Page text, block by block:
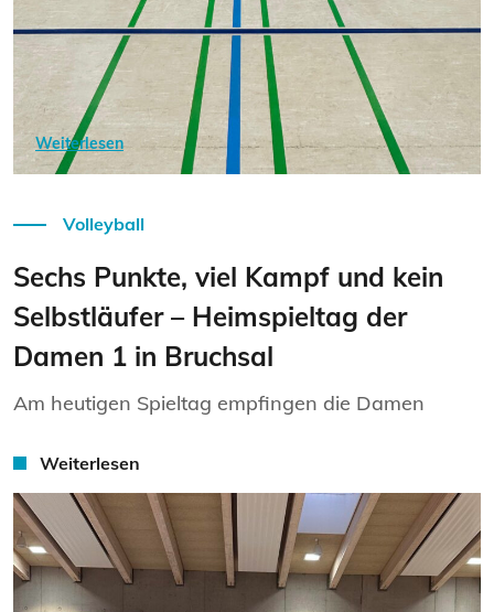
Weiterlesen
Volleyball
Sechs Punkte, viel Kampf und kein
Selbstläufer – Heimspieltag der
Damen 1 in Bruchsal
Am heutigen Spieltag empfingen die Damen
Weiterlesen